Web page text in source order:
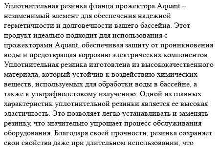
Уплотнительная резинка фланца прожектора Aquant –
незаменимый элемент для обеспечения надежной
герметичности и долговечности вашего бассейна. Этот
продукт идеально подходит для использования с
прожекторами Aquant, обеспечивая защиту от проникновения
воды и предотвращая коррозию электрических компонентов.
Уплотнительная резинка изготовлена из высококачественного
материала, который устойчив к воздействию химических
веществ, используемых для обработки воды в бассейне, а
также к ультрафиолетовому излучению. Одной из главных
характеристик уплотнительной резинки является ее высокая
эластичность. Это позволяет легко устанавливать и заменять
резинку, что значительно упрощает процесс обслуживания
оборудования. Благодаря своей прочности, резинка сохраняет
свои свойства даже при длительном использовании, что